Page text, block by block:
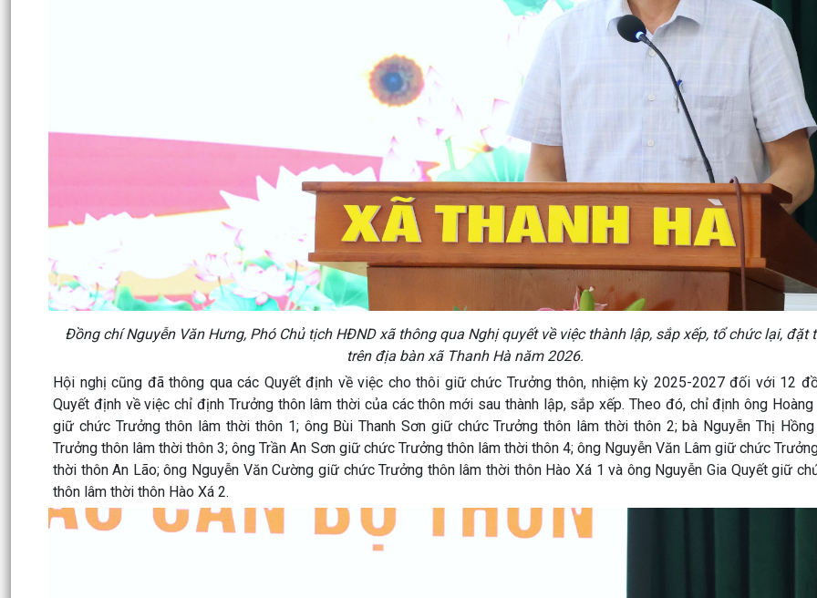
Đồng chí Nguyễn Văn Hưng, Phó Chủ tịch HĐND xã thông qua Nghị quyết về việc thành lập, sắp xếp, tổ chức lại, đặt
trên địa bàn xã Thanh Hà năm 2026.
Hội nghị cũng đã thông qua các Quyết định về việc cho thôi giữ chức Trưởng thôn, nhiệm kỳ 2025-2027 đối với 12
Quyết định về việc chỉ định Trưởng thôn lâm thời của các thôn mới sau thành lập, sắp xếp. Theo đó, chỉ định ông Hoàng
giữ chức Trưởng thôn lâm thời thôn 1; ông Bùi Thanh Sơn giữ chức Trưởng thôn lâm thời thôn 2; bà Nguyễn Thị
Trưởng thôn lâm thời thôn 3; ông Trần An Sơn giữ chức Trưởng thôn lâm thời thôn 4; ông Nguyễn Văn Lâm giữ chức
thời thôn An Lão; ông Nguyễn Văn Cường giữ chức Trưởng thôn lâm thời thôn Hào Xá 1 và ông Nguyễn Gia Quyết giữ
thôn lâm thời thôn Hào Xá 2.